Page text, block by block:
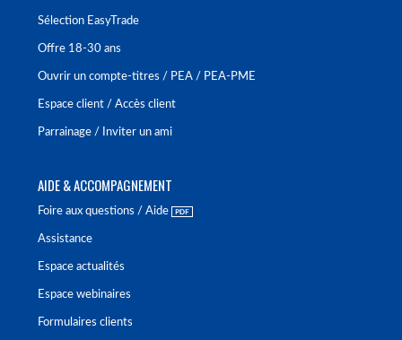
Sélection EasyTrade
Offre 18-30 ans
Ouvrir un compte-titres / PEA / PEA-PME
Espace client / Accès client
Parrainage / Inviter un ami
AIDE & ACCOMPAGNEMENT
Foire aux questions / Aide
Assistance
Espace actualités
Espace webinaires
Formulaires clients